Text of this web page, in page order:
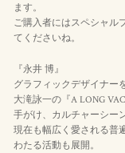
ます。
ご購入者にはスペシャル
てくださいね。
『永井 博』
グラフィックデザイナー
大滝詠一の『A LONG
手がけ、カルチャーシー
現在も幅広く愛される普
わたる活動も展開。